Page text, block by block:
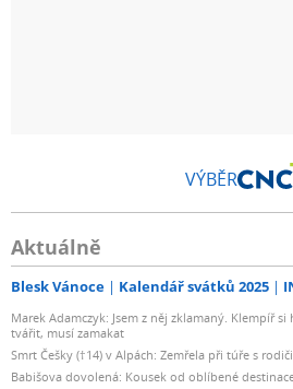
VÝBĚR
Aktuálně
Blesk Vánoce Kalendář svátků 2025
Marek Adamczyk: Jsem z něj zklamaný. Klempíř
tvářit, musí zamakat
Smrt Češky (†14) v Alpách: Zemřela při túře s rodiči
Babišova dovolená: Kousek od oblíbené